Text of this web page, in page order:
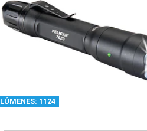
LÚMENES: 1124